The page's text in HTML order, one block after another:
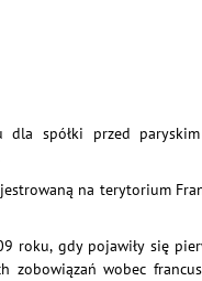
spółki przed
na terytorium
roku, gdy pojawiły się
wobec